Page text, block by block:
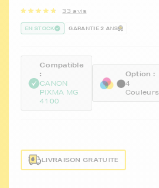
33 avis
EN STOCK GARANTIE 2 ANS
Compatible
:
CANON
PIXMA MG
4100
Option :
4
Couleurs
LIVRAISON GRATUITE